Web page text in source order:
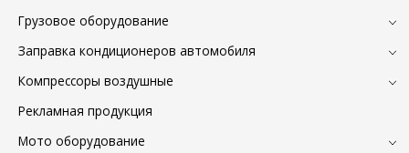
Грузовое оборудование
Заправка кондиционеров автомобиля
Компрессоры воздушные
Рекламная продукция
Мото оборудование